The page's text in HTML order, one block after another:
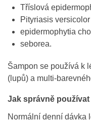
Tříslová
Pityriasis versicolor
epidermophytia
seborea.
Šampon se používá k
(lupů) a multi-
Jak správně používat
Normální denní dávka